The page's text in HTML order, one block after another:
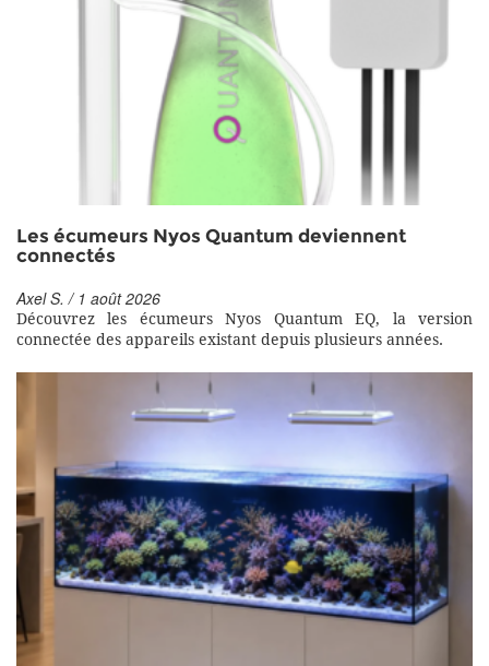
Les écumeurs Nyos Quantum deviennent
connectés
Axel S. / 1 août 2026
Découvrez les écumeurs Nyos Quantum EQ, la version
connectée des appareils existant depuis plusieurs années.